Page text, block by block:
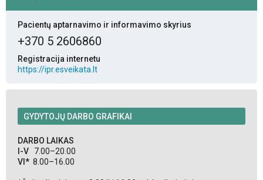
Pacientų aptarnavimo ir informavimo skyrius
+370 5 2606860
Registracija internetu
https://ipr.esveikata.lt
GYDYTOJŲ DARBO GRAFIKAI
DARBO LAIKAS
I-V 7.00–20.00
VI* 8.00–16.00